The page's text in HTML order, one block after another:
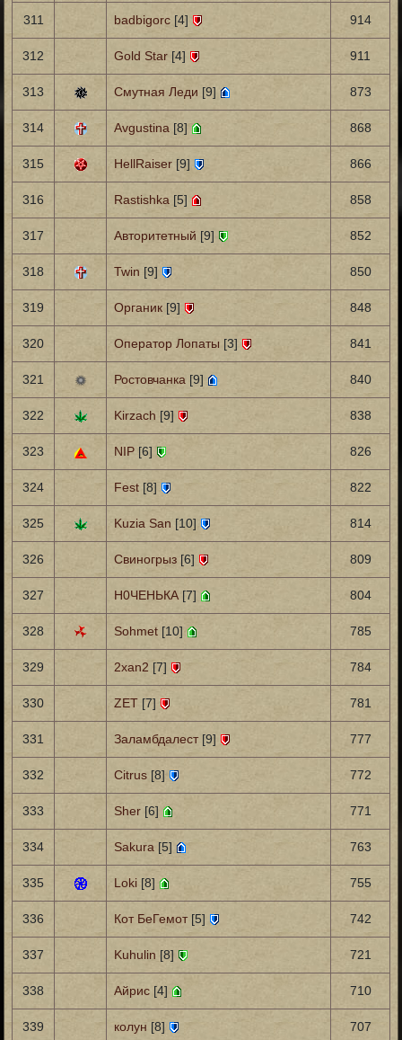
311 badbigorc [4] 914
312 Gold Star [4] 911
313 Смутная Леди [9] 873
314 Avgustina [8] 868
315 HellRaiser [9] 866
316 Rastishka [5] 858
317 Авторитетный [9] 852
318 Twin [9] 850
319 Органик [9] 848
320 Оператор Лопаты [3] 841
321 Ростовчанка [9] 840
322 Kirzach [9] 838
323 NIP [6] 826
324 Fest [8] 822
325 Kuzia San [10] 814
326 Свиногрыз [6] 809
327 Н0ЧЕНЬКА [7] 804
328 Sohmet [10] 785
329 2xan2 [7] 784
330 ZET [7] 781
331 Заламбдалест [9] 777
332 Citrus [8] 772
333 Sher [6] 771
334 Sakura [5] 763
335 Loki [8] 755
336 Кот БеГемот [5] 742
337 Kuhulin [8] 721
338 Айрис [4] 710
339 колун [8] 707